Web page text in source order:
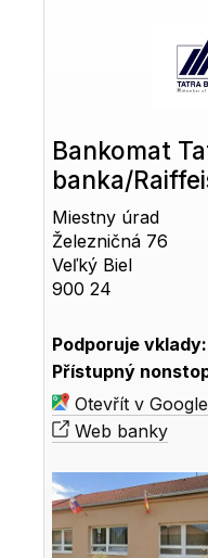
Bankomat
banka/
Miestny úrad
Železničná 76
Veľký Biel
900 24
Podporuje vklady:
Přístupný
Otevřít v
Web banky